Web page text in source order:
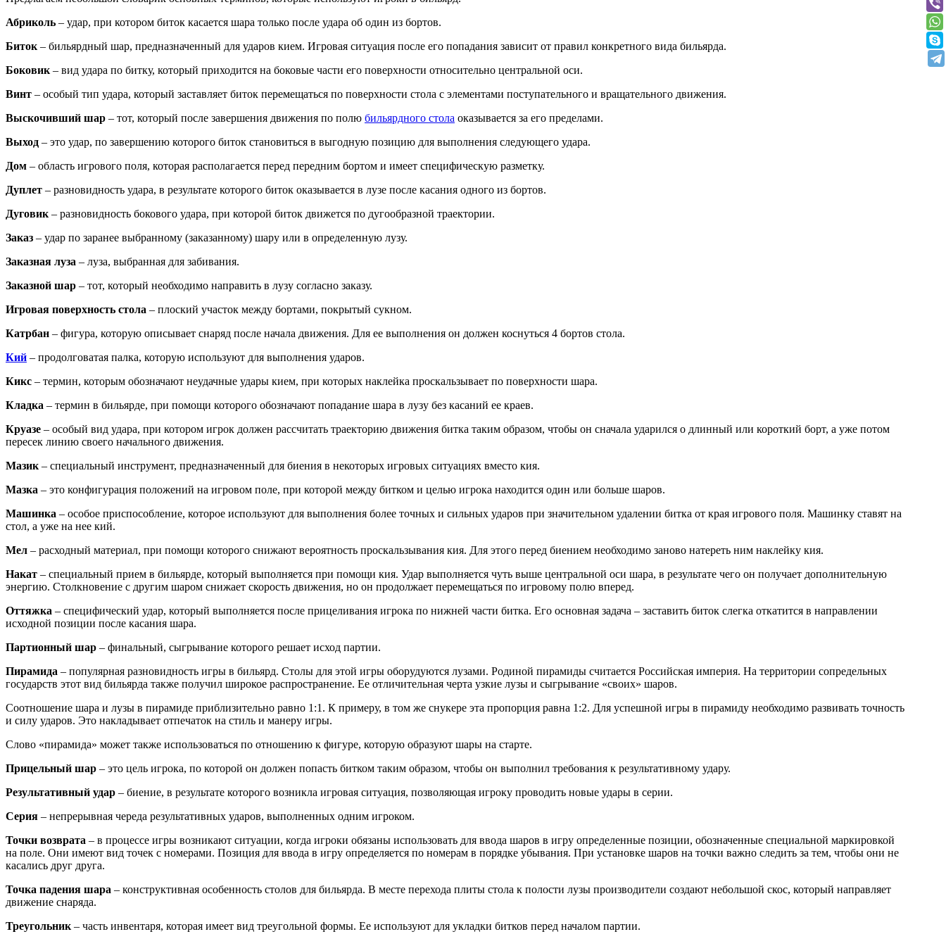
Абриколь – удар, при котором биток касается шара только после удара об один из бортов.
Биток – бильярдный шар, предназначенный для ударов кием. Игровая ситуация после его попадания зависит от правил конкретного вида бильярда.
Боковик – вид удара по битку, который приходится на боковые части его поверхности относительно центральной оси.
Винт – особый тип удара, который заставляет биток перемещаться по поверхности стола с элементами поступательного и вращательного движения.
Выскочивший шар – тот, который после завершения движения по полю бильярдного стола оказывается за его пределами.
Выход – это удар, по завершению которого биток становиться в выгодную позицию для выполнения следующего удара.
Дом – область игрового поля, которая располагается перед передним бортом и имеет специфическую разметку.
Дуплет – разновидность удара, в результате которого биток оказывается в лузе после касания одного из бортов.
Дуговик – разновидность бокового удара, при которой биток движется по дугообразной траектории.
Заказ – удар по заранее выбранному (заказанному) шару или в определенную лузу.
Заказная луза – луза, выбранная для забивания.
Заказной шар – тот, который необходимо направить в лузу согласно заказу.
Игровая поверхность стола – плоский участок между бортами, покрытый сукном.
Катрбан – фигура, которую описывает снаряд после начала движения. Для ее выполнения он должен коснуться 4 бортов стола.
Кий – продолговатая палка, которую используют для выполнения ударов.
Кикс – термин, которым обозначают неудачные удары кием, при которых наклейка проскальзывает по поверхности шара.
Кладка – термин в бильярде, при помощи которого обозначают попадание шара в лузу без касаний ее краев.
Круазе – особый вид удара, при котором игрок должен рассчитать траекторию движения битка таким образом, чтобы он сначала ударился о длинный или короткий борт, а уже потом
пересек линию своего начального движения.
Мазик – специальный инструмент, предназначенный для биения в некоторых игровых ситуациях вместо кия.
Мазка – это конфигурация положений на игровом поле, при которой между битком и целью игрока находится один или больше шаров.
Машинка – особое приспособление, которое используют для выполнения более точных и сильных ударов при значительном удалении битка от края игрового поля. Машинку ставят на
стол, а уже на нее кий.
Мел – расходный материал, при помощи которого снижают вероятность проскальзывания кия. Для этого перед биением необходимо заново натереть ним наклейку кия.
Накат – специальный прием в бильярде, который выполняется при помощи кия. Удар выполняется чуть выше центральной оси шара, в результате чего он получает дополнительную
энергию. Столкновение с другим шаром снижает скорость движения, но он продолжает перемещаться по игровому полю вперед.
Оттяжка – специфический удар, который выполняется после прицеливания игрока по нижней части битка. Его основная задача – заставить биток слегка откатится в направлении
исходной позиции после касания шара.
Партионный шар – финальный, сыгрывание которого решает исход партии.
Пирамида – популярная разновидность игры в бильярд. Столы для этой игры оборудуются лузами. Родиной пирамиды считается Российская империя. На территории сопредельных
государств этот вид бильярда также получил широкое распространение. Ее отличительная черта узкие лузы и сыгрывание «своих» шаров.
Соотношение шара и лузы в пирамиде приблизительно равно 1:1. К примеру, в том же снукере эта пропорция равна 1:2. Для успешной игры в пирамиду необходимо развивать точность
и силу ударов. Это накладывает отпечаток на стиль и манеру игры.
Слово «пирамида» может также использоваться по отношению к фигуре, которую образуют шары на старте.
Прицельный шар – это цель игрока, по которой он должен попасть битком таким образом, чтобы он выполнил требования к результативному удару.
Результативный удар – биение, в результате которого возникла игровая ситуация, позволяющая игроку проводить новые удары в серии.
Серия – непрерывная череда результативных ударов, выполненных одним игроком.
Точки возврата – в процессе игры возникают ситуации, когда игроки обязаны использовать для ввода шаров в игру определенные позиции, обозначенные специальной маркировкой
на поле. Они имеют вид точек с номерами. Позиция для ввода в игру определяется по номерам в порядке убывания. При установке шаров на точки важно следить за тем, чтобы они не
касались друг друга.
Точка падения шара – конструктивная особенность столов для бильярда. В месте перехода плиты стола к полости лузы производители создают небольшой скос, который направляет
движение снаряда.
Треугольник – часть инвентаря, которая имеет вид треугольной формы. Ее используют для укладки битков перед началом партии.